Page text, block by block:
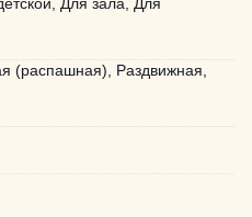
Для зала, Для
(распашная), Раздвижная,